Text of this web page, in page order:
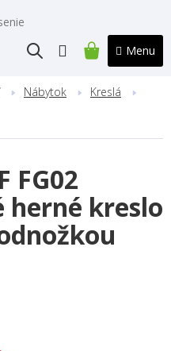
NÁKUPNÝ
Nábytok Kreslá
FG02
herné kreslo